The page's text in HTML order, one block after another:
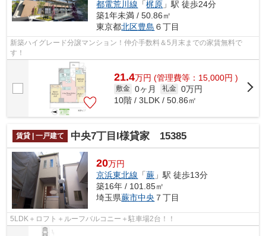
都電荒川線 「梶原 」駅 徒歩24分
築1年未満 / 50.86㎡
東京都北区豊島 ６丁目
新築ハイグレード分譲マンション！仲介手数料＆5月末までの家賃無料で
す！
21.4万円 (管理費等：15,000円 )
敷金 0ヶ月 礼金 0万円
10階 / 3LDK / 50.86㎡
賃貸 | 一戸建て 中央7丁目I様貸家 15385
20万円
京浜東北線 「蕨 」駅 徒歩13分
築16年 / 101.85㎡
埼玉県蕨市中央 ７丁目
5LDK＋ロフト＋ルーフバルコニー＋駐車場2台！！